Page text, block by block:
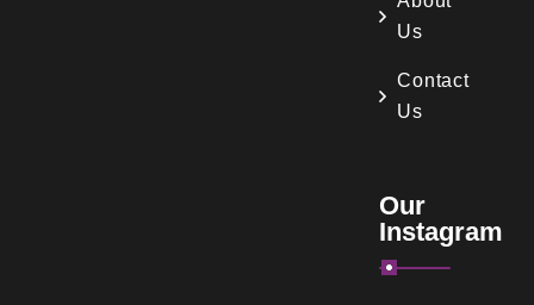
Us
Contact
Us
Our
Instagram